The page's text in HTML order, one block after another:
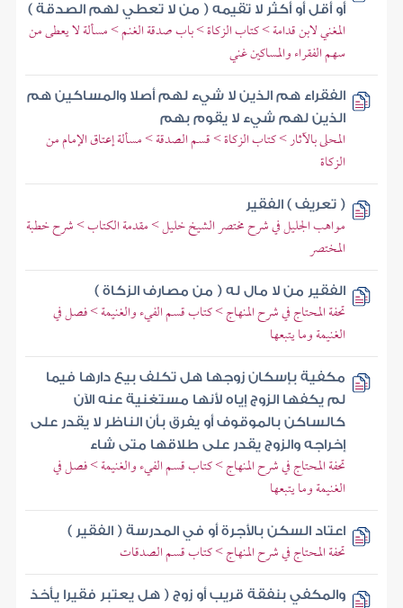
أو أقل أو أكثر لا تقيمه ( من لا تعطي لهم الصدقة )
المغني لابن قدامة > كتاب الزكاة > باب صدقة الغنم > مسألة لا يعطى من
سهم الفقراء والمساكين غني
الفقراء هم الذين لا شيء لهم أصلا والمساكين هم
الذين لهم شيء لا يقوم بهم
المحلى بالآثار > كتاب الزكاة > قسم الصدقة > مسألة إعتاق الإمام من
الزكاة
( تعريف ) الفقير
مواهب الجليل في شرح مختصر الشيخ خليل > مقدمة الكتاب > شرح خطبة
المختصر
الفقير من لا مال له ( من مصارف الزكاة )
تحفة المحتاج في شرح المنهاج > كتاب قسم الفيء والغنيمة > فصل في
الغنيمة وما يتبعها
مكفية بإسكان زوجها هل تكلف بيع دارها فيما
لم يكفها الزوج إياه لأنها مستغنية عنه الآن
كالساكن بالموقوف أو يفرق بأن الناظر لا يقدر على
إخراجه والزوج يقدر على طلاقها متى شاء
تحفة المحتاج في شرح المنهاج > كتاب قسم الفيء والغنيمة > فصل في
الغنيمة وما يتبعها
اعتاد السكن بالأجرة أو في المدرسة ( الفقير )
تحفة المحتاج في شرح المنهاج > كتاب قسم الصدقات
والمكفي بنفقة قريب أو زوج ( هل يعتبر فقيرا يأخذ